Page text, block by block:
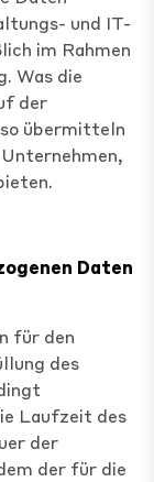
und IT-
im Rahmen
Was die
der
übermitteln
Daten
für den
des
Laufzeit des
der
der für die